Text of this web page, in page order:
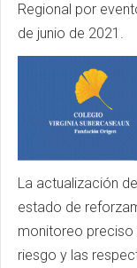
Regional por
de junio de 2021.
La actualización
estado de
monitoreo preciso
riesgo y las